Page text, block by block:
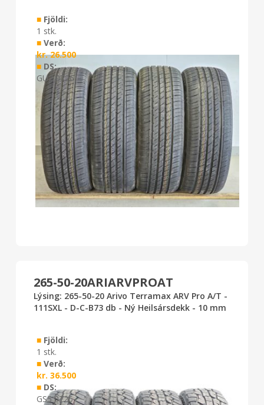
■Fjöldi:
1 stk.
■Verð:
kr.26.500
■DS:
GU2 0726
Lýsing: 265-50-20 Arivo Terramax ARV Pro A/T -
111SXL - D-C-B73 db - Ný Heilsársdekk - 10 mm
■Fjöldi:
1 stk.
■Verð:
kr. 36.500
■DS:
GS5 0726
265-50-20ARIARVPROAT